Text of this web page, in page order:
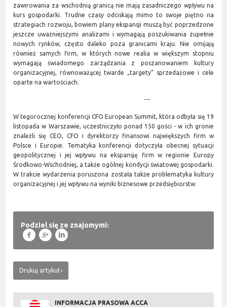
zawirowania za wschodnią granicą nie mają zasadniczego wpływu na
kurs gospodarki. Trudne czasy odciskają mimo to swoje piętno na
strategiach rozwoju, bowiem plany ekspansji muszą być poprzedzone
jeszcze uważniejszymi analizami i wymagają poszukiwania zupełnie
nowych rynków, często daleko poza granicami kraju. Nie omijają
również samych firm, w których nowe realia w większym stopniu
wymagają świadomego zarządzania z poszanowaniem kultury
organizacyjnej, równoważącej twarde „targety” sprzedażowe i cele
oparte na wartościach.
---
W tegorocznej konferencji CFO European Summit, która odbyła się 19
listopada w Warszawie, uczestniczyło ponad 150 gości - w ich gronie
znaleźli się CEO, CFO i dyrektorzy finansowi największych firm w
Polsce i Europie. Tematyka konferencji dotyczyła obecnej sytuacji
geopolitycznej i jej wpływu na ekspansję firm w regionie Europy
Środkowo-Wschodniej, a także ogólnej kondycji światowej gospodarki.
W trakcie wydarzenia poruszona została także problematyka kultury
organizacyjnej i jej wpływu na wyniki biznesowe przedsiębiorstw.
Podziel się ze znajomymi:
f g l
Drukuj artykuł
INFORMACJA PRASOWA ACCA